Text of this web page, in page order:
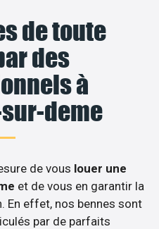
de toute
des
à
deme
de vous louer une
et de vous en garantir la
En effet, nos bennes sont
par de parfaits